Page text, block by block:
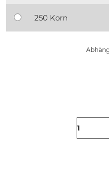
250 Korn